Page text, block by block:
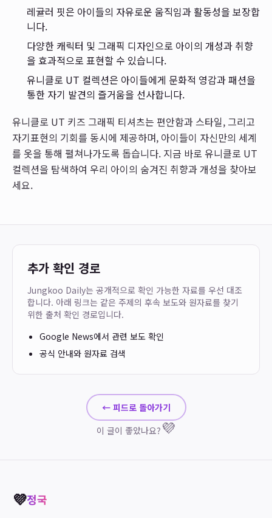
레귤러 핏은 아이들의 자유로운 움직임과 활동성을 보장합
니다.
다양한 캐릭터 및 그래픽 디자인으로 아이의 개성과 취향
을 효과적으로 표현할 수 있습니다.
유니클로 UT 컬렉션은 아이들에게 문화적 영감과 패션을
통한 자기 발견의 즐거움을 선사합니다.
유니클로 UT 키즈 그래픽 티셔츠는 편안함과 스타일, 그리고
자기표현의 기회를 동시에 제공하며, 아이들이 자신만의 세계
를 옷을 통해 펼쳐나가도록 돕습니다. 지금 바로 유니클로 UT
컬렉션을 탐색하여 우리 아이의 숨겨진 취향과 개성을 찾아보
세요.
추가 확인 경로
Jungkoo Daily는 공개적으로 확인 가능한 자료를 우선 대조
합니다. 아래 링크는 같은 주제의 후속 보도와 원자료를 찾기
위한 출처 확인 경로입니다.
Google News에서 관련 보도 확인
공식 안내와 원자료 검색
← 피드로 돌아가기
이 글이 좋았나요?💜
💜정국